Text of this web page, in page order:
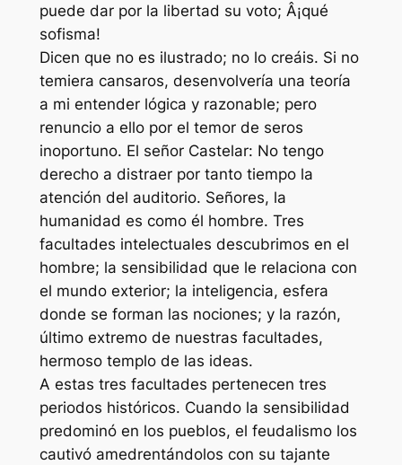
puede dar por la libertad su voto; Â¡qué
sofisma!
Dicen que no es ilustrado; no lo creáis. Si no
temiera cansaros, desenvolvería una teoría
a mi entender lógica y razonable; pero
renuncio a ello por el temor de seros
inoportuno. El señor Castelar: No tengo
derecho a distraer por tanto tiempo la
atención del auditorio. Señores, la
humanidad es como él hombre. Tres
facultades intelectuales descubrimos en el
hombre; la sensibilidad que le relaciona con
el mundo exterior; la inteligencia, esfera
donde se forman las nociones; y la razón,
último extremo de nuestras facultades,
hermoso templo de las ideas.
A estas tres facultades pertenecen tres
periodos históricos. Cuando la sensibilidad
predominó en los pueblos, el feudalismo los
cautivó amedrentándolos con su tajante